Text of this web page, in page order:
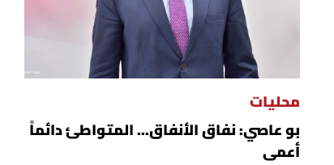
محليات
بو عاصي: نفاق الأنفاق... المتواطئ دائماً
أعمى